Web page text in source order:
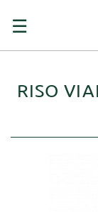
☰
RISO